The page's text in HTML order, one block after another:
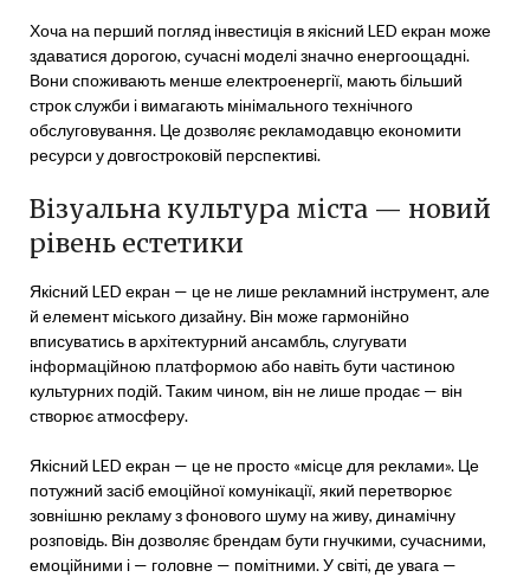
Хоча на перший погляд інвестиція в якісний LED екран може
здаватися дорогою, сучасні моделі значно енергоощадні.
Вони споживають менше електроенергії, мають більший
строк служби і вимагають мінімального технічного
обслуговування. Це дозволяє рекламодавцю економити
ресурси у довгостроковій перспективі.
Візуальна культура міста — новий
рівень естетики
Якісний LED екран — це не лише рекламний інструмент, але
й елемент міського дизайну. Він може гармонійно
вписуватись в архітектурний ансамбль, слугувати
інформаційною платформою або навіть бути частиною
культурних подій. Таким чином, він не лише продає — він
створює атмосферу.
Якісний LED екран — це не просто «місце для реклами». Це
потужний засіб емоційної комунікації, який перетворює
зовнішню рекламу з фонового шуму на живу, динамічну
розповідь. Він дозволяє брендам бути гнучкими, сучасними,
емоційними і — головне — помітними. У світі, де увага —